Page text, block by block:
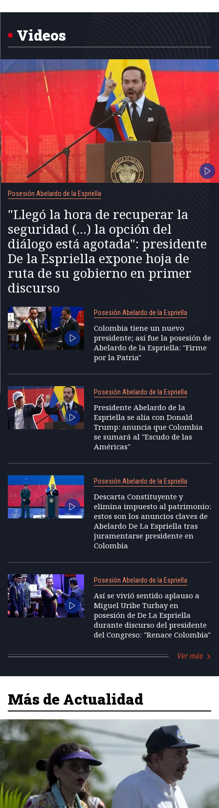
Videos
Posesión Abelardo de la Espriella
"Llegó la hora de recuperar la
seguridad (...) la opción del
diálogo está agotada": presidente
De la Espriella expone hoja de
ruta de su gobierno en primer
discurso
Posesión Abelardo de la Espriella
Colombia tiene un nuevo
presidente; así fue la posesión de
Abelardo de la Espriella: "Firme
por la Patria"
Posesión Abelardo de la Espriella
Presidente Abelardo de la
Espriella se alía con Donald
Trump: anuncia que Colombia
se sumará al "Escudo de las
Américas"
Posesión Abelardo de la Espriella
Descarta Constituyente y
elimina impuesto al patrimonio:
estos son los anuncios claves de
Abelardo De La Espriella tras
juramentarse presidente en
Colombia
Posesión Abelardo de la Espriella
Así se vivió sentido aplauso a
Miguel Uribe Turbay en
posesión de De La Espriella
durante discurso del presidente
del Congreso: "Renace Colombia"
Ver más
Más de Actualidad